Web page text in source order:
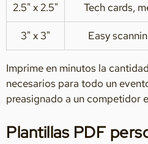
2.5" x 2.5" Tech cards,
3" x 3" Easy
Imprime en minutos la
necesarios para todo un
preasignado a un competidor
Plantillas PDF